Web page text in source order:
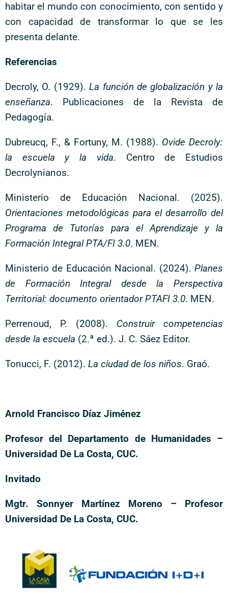
habitar el mundo con conocimiento, con sentido y
con capacidad de transformar lo que se les
presenta delante.
Referencias
Decroly, O. (1929).La función de globalización y la
enseñanza. Publicaciones de la Revista de
Pedagogía.
Dubreucq, F., & Fortuny, M. (1988). Ovide Decroly:
la escuela y la vida. Centro de Estudios
Decrolynianos.
Ministerio de Educación Nacional. (2025).
Orientaciones metodológicas para el desarrollo del
Programa de Tutorías para el Aprendizaje y la
Formación Integral PTA/FI 3.0. MEN.
Ministerio de Educación Nacional. (2024). Planes
de Formación Integral desde la Perspectiva
Territorial: documento orientador PTAFI 3.0. MEN.
Perrenoud, P. (2008). Construir competencias
desde la escuela (2.ª ed.). J. C. Sáez Editor.
Tonucci, F. (2012). La ciudad de los niños. Graó.
Arnold Francisco Díaz Jiménez
Profesor del Departamento de Humanidades –
Universidad De La Costa, CUC.
Invitado
Mgtr. Sonnyer Martínez Moreno – Profesor
Universidad De La Costa, CUC.